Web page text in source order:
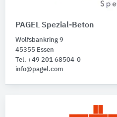
PAGEL Spezial-Beton
Wolfsbankring 9
45355 Essen
Tel. +49 201 68504-0
info@pagel.com